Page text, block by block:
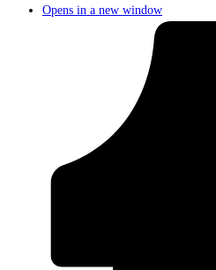
Opens in a new window